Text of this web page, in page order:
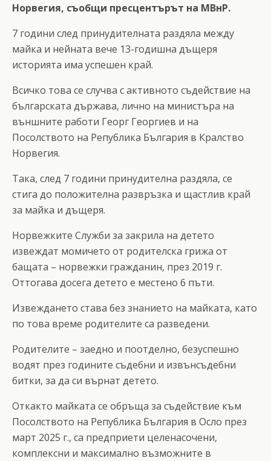
Норвегия, съобщи пресцентърът на МВнР.
7 години след принудителната раздяла между
майка и нейната вече 13-годишна дъщеря
историята има успешен край.
Всичко това се случва с активното съдействие на
българската държава, лично на министъра на
външните работи Георг Георгиев и на
Посолството на Република България в Кралство
Норвегия.
Така, след 7 години принудителна раздяла, се
стига до положителна развръзка и щастлив край
за майка и дъщеря.
Норвежките Служби за закрила на детето
извеждат момичето от родителска грижа от
бащата – норвежки гражданин, през 2019 г.
Оттогава досега детето е местено 6 пъти.
Извеждането става без знанието на майката, като
по това време родителите са разведени.
Родителите – заедно и поотделно, безуспешно
водят през годините съдебни и извънсъдебни
битки, за да си върнат детето.
Откакто майката се обръща за съдействие към
Посолството на Република България в Осло през
март 2025 г., са предприети целенасочени,
комплексни и максимално възможните в